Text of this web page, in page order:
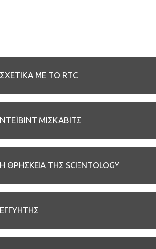
ΣΧΕΤΙΚΑ ΜΕ ΤΟ RTC
ΝΤΕΪΒΙΝΤ ΜΙΣΚΑΒΙΤΣ
Η ΘΡΗΣΚΕΙΑ ΤΗΣ SCIENTOLOGY
ΕΓΓΥΗΤΗΣ